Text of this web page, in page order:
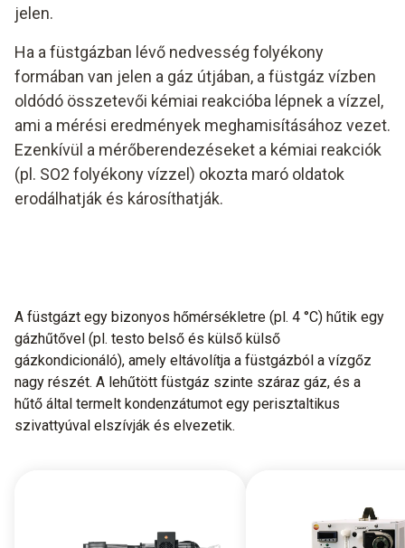
jelen.
Ha a füstgázban lévő nedvesség folyékony
formában van jelen a gáz útjában, a füstgáz vízben
oldódó összetevői kémiai reakcióba lépnek a vízzel,
ami a mérési eredmények meghamisításához vezet.
Ezenkívül a mérőberendezéseket a kémiai reakciók
(pl. SO2 folyékony vízzel) okozta maró oldatok
erodálhatják és károsíthatják.
A füstgázt egy bizonyos hőmérsékletre (pl. 4 °C) hűtik egy
gázhűtővel (pl. testo belső és külső külső
gázkondicionáló), amely eltávolítja a füstgázból a vízgőz
nagy részét. A lehűtött füstgáz szinte száraz gáz, és a
hűtő által termelt kondenzátumot egy perisztaltikus
szivattyúval elszívják és elvezetik.